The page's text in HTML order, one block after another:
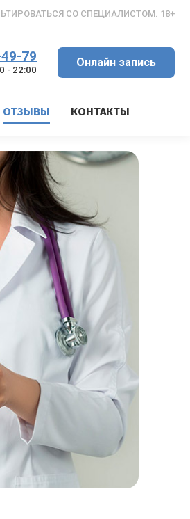
СО СПЕЦИАЛИСТОМ. 18+
79
- 22:00
Онлайн запись
ОТЗЫВЫ КОНТАКТЫ